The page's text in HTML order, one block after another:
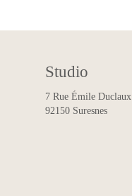
Studio
7 Rue Émile Duclaux
92150 Suresnes